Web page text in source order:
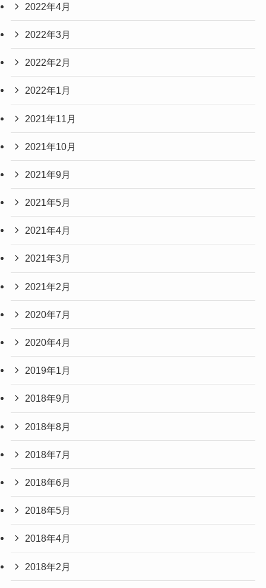
2022年4月
2022年3月
2022年2月
2022年1月
2021年11月
2021年10月
2021年9月
2021年5月
2021年4月
2021年3月
2021年2月
2020年7月
2020年4月
2019年1月
2018年9月
2018年8月
2018年7月
2018年6月
2018年5月
2018年4月
2018年2月